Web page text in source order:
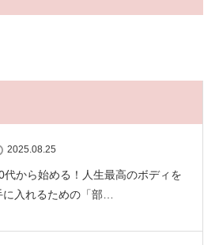
2025.08.25
代から始める！人生最高のボディを
に入れるための「部…